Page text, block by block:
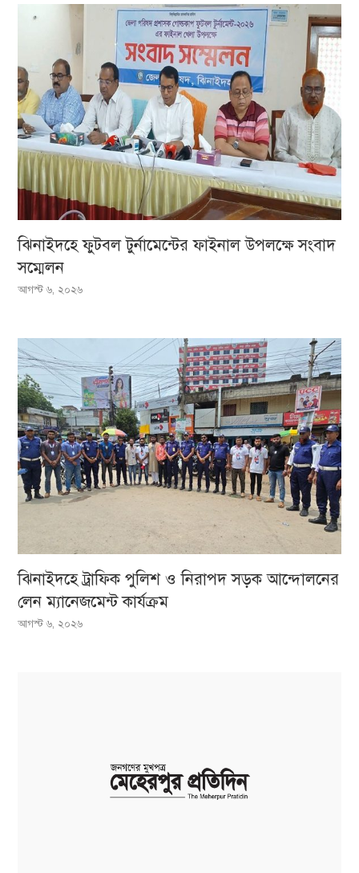
ঝিনাইদহে ফুটবল টুর্নামেন্টের ফাইনাল উপলক্ষে সংবাদ
সম্মেলন
আগস্ট ৬, ২০২৬
ঝিনাইদহে ট্রাফিক পুলিশ ও নিরাপদ সড়ক আন্দোলনের
লেন ম্যানেজমেন্ট কার্যক্রম
আগস্ট ৬, ২০২৬